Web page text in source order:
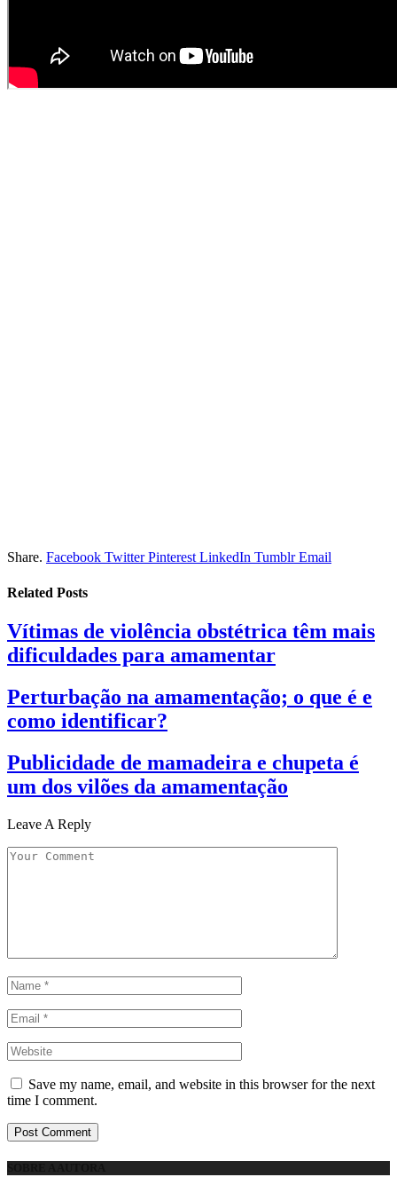
Share. Facebook Twitter Pinterest LinkedIn Tumblr Email
Related Posts
Vítimas de violência obstétrica têm mais
dificuldades para amamentar
Perturbação na amamentação; o que é e
como identificar?
Publicidade de mamadeira e chupeta é
um dos vilões da amamentação
Leave A Reply
Save my name, email, and website in this browser for the next
time I comment.